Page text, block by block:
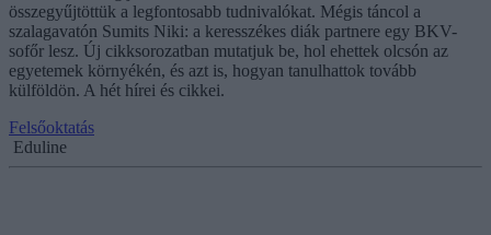
összegyűjtöttük a legfontosabb tudnivalókat. Mégis táncol a
szalagavatón Sumits Niki: a keresszékes diák partnere egy BKV-
sofőr lesz. Új cikksorozatban mutatjuk be, hol ehettek olcsón az
egyetemek környékén, és azt is, hogyan tanulhattok tovább
külföldön. A hét hírei és cikkei.
Felsőoktatás
Eduline